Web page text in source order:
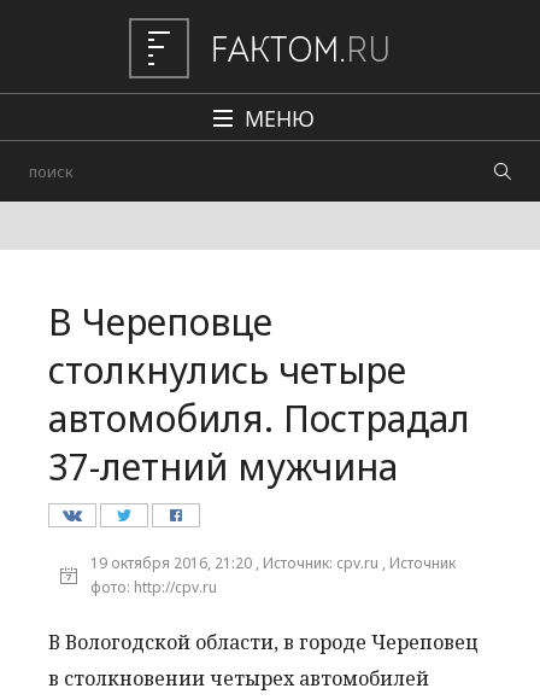
МЕНЮ
Авто
Происшествия
Редакция
В Череповце
столкнулись четыре
автомобиля. Пострадал
37-летний мужчина
19 октября 2016, 21:20 , Источник: cpv.ru , Источник
фото: http://cpv.ru
В Вологодской области, в городе Череповец
в столкновении четырех автомобилей